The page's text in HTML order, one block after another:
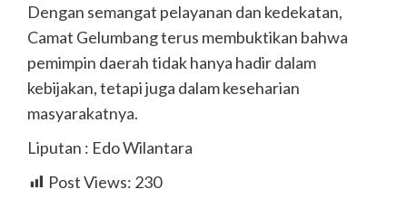
‎Dengan semangat pelayanan dan kedekatan,
Camat Gelumbang terus membuktikan bahwa
pemimpin daerah tidak hanya hadir dalam
kebijakan, tetapi juga dalam keseharian
masyarakatnya.
Liputan : Edo Wilantara
Post Views: 230